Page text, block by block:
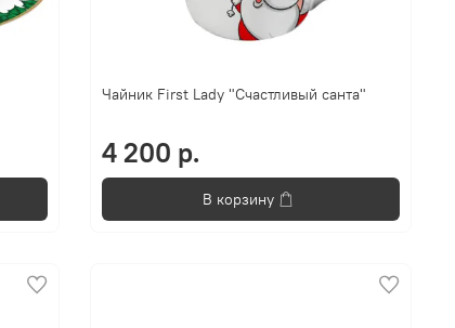
Чайник First Lady "Счастливый санта"
4 200 р.
В корзину